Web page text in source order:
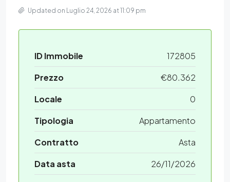
Updated on Luglio 24, 2026 at 11:09 pm
ID Immobile
172805
Prezzo
€80.362
Locale
0
Tipologia
Appartamento
Contratto
Asta
Data asta
26/11/2026